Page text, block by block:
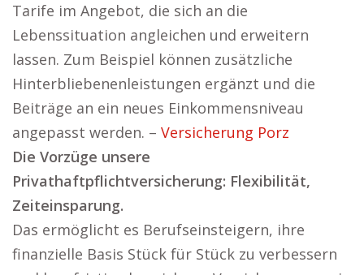
Tarife im Angebot, die sich an die
Lebenssituation angleichen und erweitern
lassen. Zum Beispiel können zusätzliche
Hinterbliebenenleistungen ergänzt und die
Beiträge an ein neues Einkommensniveau
angepasst werden. – Versicherung Porz
Die Vorzüge unsere
Privathaftpflichtversicherung: Flexibilität,
Zeiteinsparung.
Das ermöglicht es Berufseinsteigern, ihre
finanzielle Basis Stück für Stück zu verbessern